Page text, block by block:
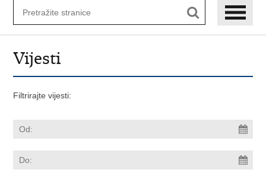
Vijesti
Filtrirajte vijesti: